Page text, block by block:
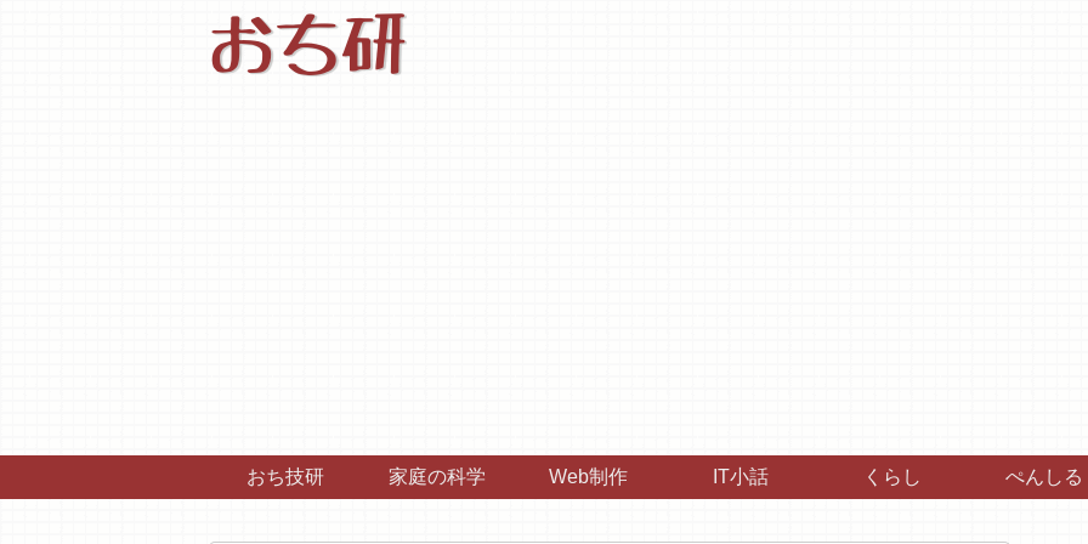
おち研
おち技研 家庭の科学 Web制作 IT小話 くらし ぺんしる